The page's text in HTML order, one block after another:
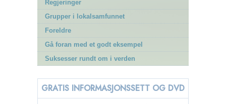
Regjeringer
Grupper i lokalsamfunnet
Foreldre
Gå foran med et godt eksempel
Suksesser rundt om i verden
GRATIS INFORMASJONSSETT OG DVD